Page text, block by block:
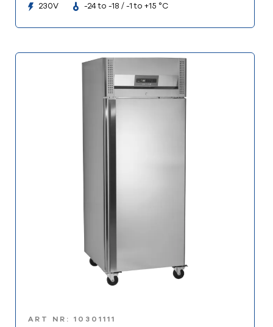
230V -24 to -18 / -1 to +15 °C
ART NR: 10301111